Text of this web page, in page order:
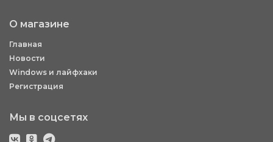
О магазине
Главная
Новости
Windows и лайфхаки
Регистрация
Мы в соцсетях